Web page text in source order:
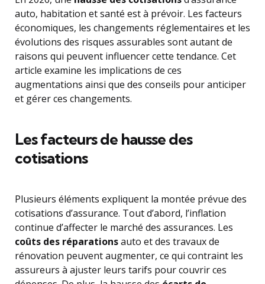
auto, habitation et santé est à prévoir. Les facteurs
économiques, les changements réglementaires et les
évolutions des risques assurables sont autant de
raisons qui peuvent influencer cette tendance. Cet
article examine les implications de ces
augmentations ainsi que des conseils pour anticiper
et gérer ces changements.
Les facteurs de hausse des
cotisations
Plusieurs éléments expliquent la montée prévue des
cotisations d’assurance. Tout d’abord, l’inflation
continue d’affecter le marché des assurances. Les
coûts des réparationsauto et des travaux de
rénovation peuvent augmenter, ce qui contraint les
assureurs à ajuster leurs tarifs pour couvrir ces